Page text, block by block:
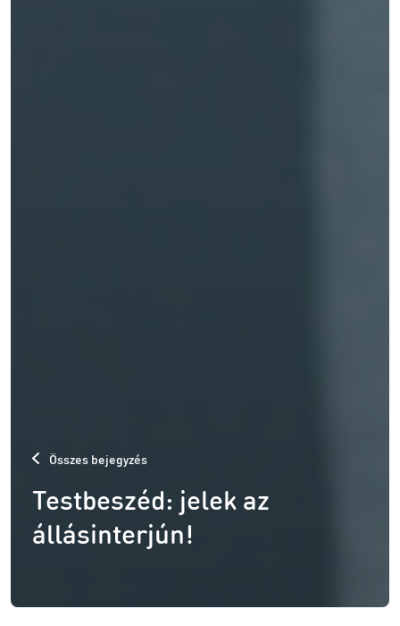
Összes bejegyzés
Testbeszéd: jelek az
állásinterjún!